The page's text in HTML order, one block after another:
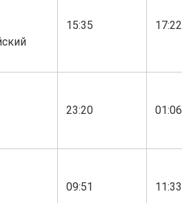
15:35 17:22
23:20 01:06
09:51 11:33